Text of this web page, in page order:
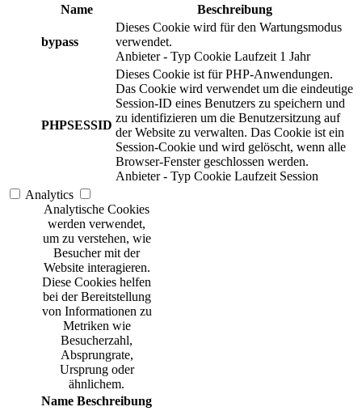
Name
Beschreibung
bypass
Dieses Cookie wird für den Wartungsmodus
verwendet.
Anbieter - Typ Cookie Laufzeit 1 Jahr
PHPSESSID
Dieses Cookie ist für PHP-Anwendungen.
Das Cookie wird verwendet um die eindeutige
Session-ID eines Benutzers zu speichern und
zu identifizieren um die Benutzersitzung auf
der Website zu verwalten. Das Cookie ist ein
Session-Cookie und wird gelöscht, wenn alle
Browser-Fenster geschlossen werden.
Anbieter - Typ Cookie Laufzeit Session
Analytics
Analytische Cookies
werden verwendet,
um zu verstehen, wie
Besucher mit der
Website interagieren.
Diese Cookies helfen
bei der Bereitstellung
von Informationen zu
Metriken wie
Besucherzahl,
Absprungrate,
Ursprung oder
ähnlichem.
Name Beschreibung